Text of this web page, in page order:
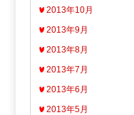
2013年10月
2013年9月
2013年8月
2013年7月
2013年6月
2013年5月